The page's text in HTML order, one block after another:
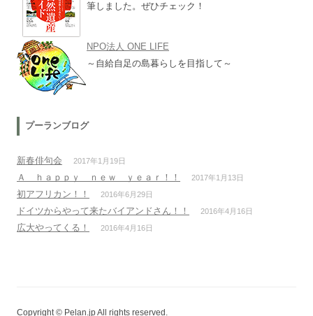
筆しました。ぜひチェック！
NPO法人 ONE LIFE
～自給自足の島暮らしを目指して～
プーランブログ
新春俳句会 2017年1月19日
Ａ ｈａｐｐｙ ｎｅｗ ｙｅａｒ！！ 2017年1月13日
初アフリカン！！ 2016年6月29日
ドイツからやって来たバイアンドさん！！ 2016年4月16日
広大やってくる！ 2016年4月16日
Copyright © Pelan.jp All rights reserved.